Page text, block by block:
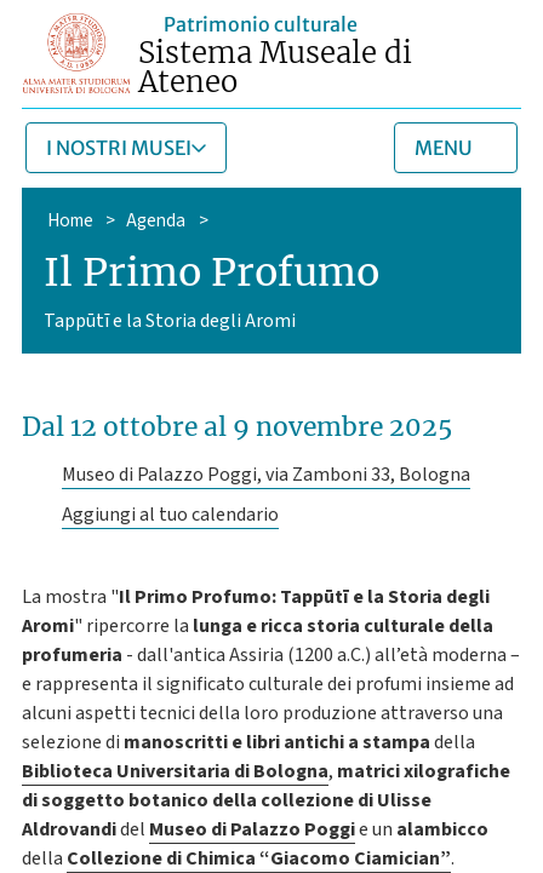
Patrimonio culturale
Sistema Museale di
Ateneo
MENU
I NOSTRI MUSEI
Home > Agenda >
Il Primo Profumo
Tappūtī e la Storia degli Aromi
Dal 12 ottobre al 9 novembre 2025
Museo di Palazzo Poggi, via Zamboni 33, Bologna
Aggiungi al tuo calendario
La mostra "Il Primo Profumo: Tappūtī e la Storia degli
Aromi" ripercorre la lunga e ricca storia culturale della
profumeria - dall'antica Assiria (1200 a.C.) all’età moderna –
e rappresenta il significato culturale dei profumi insieme ad
alcuni aspetti tecnici della loro produzione attraverso una
selezione di manoscritti e libri antichi a stampadella
Biblioteca Universitaria di Bologna, matrici xilografiche
di soggetto botanico della collezione di Ulisse
Aldrovandidel Museo di Palazzo Poggie un alambicco
della Collezione di Chimica “Giacomo Ciamician”.